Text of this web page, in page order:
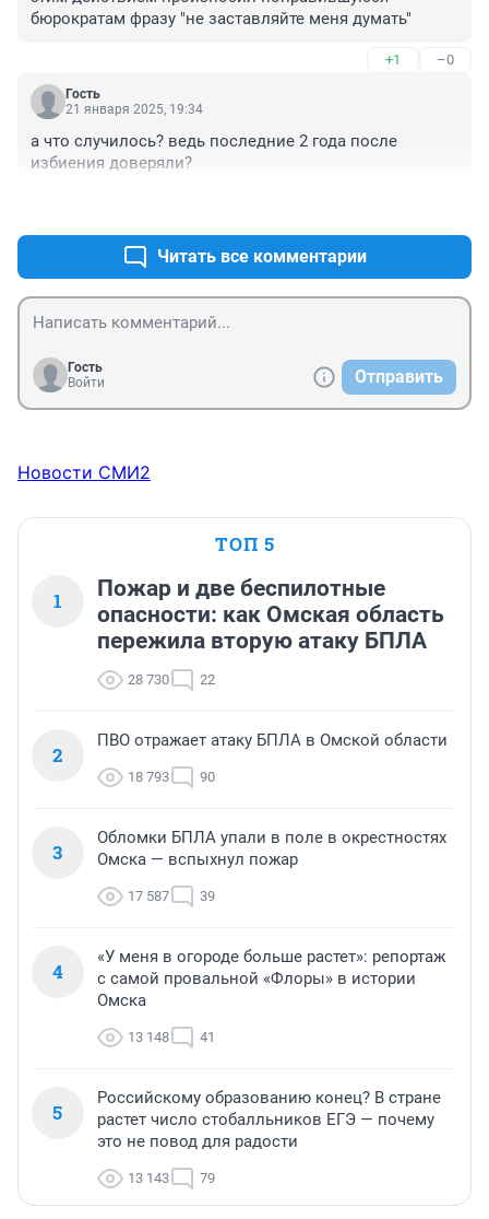
бюрократам фразу "не заставляйте меня думать"
+1 –0
Гость
21 января 2025, 19:34
а что случилось? ведь последние 2 года после
избиения доверяли?
Читать все комментарии
Гость
Войти
Отправить
Новости СМИ2
ТОП 5
1
Пожар и две беспилотные
опасности: как Омская область
пережила вторую атаку БПЛА
28 730 22
2
ПВО отражает атаку БПЛА в Омской области
18 793 90
3
Обломки БПЛА упали в поле в окрестностях
Омска — вспыхнул пожар
17 587 39
4
«У меня в огороде больше растет»: репортаж
с самой провальной «Флоры» в истории
Омска
13 148 41
5
Российскому образованию конец? В стране
растет число стобалльников ЕГЭ — почему
это не повод для радости
13 143 79